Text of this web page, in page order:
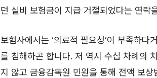
던 실비 보험금이 지급 거절되었다는 연락
보험사에서는 ‘의료적 필요성’이 부족하다
를 침해하곤 합니다. 저 역시 수십 차례의
지 않고 금융감독원 민원을 통해 전액 보